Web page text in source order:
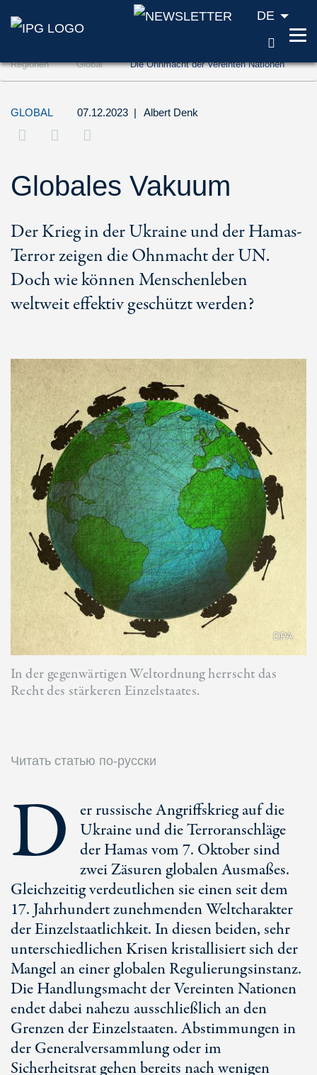
Zum Inhalt springen (Accesskey '1')
Zur Suche springen (Accesskey '2')
Zur Navigation springen (Accesskey '3')
DE
Regionen Global Die Ohnmacht der Vereinten Nationen
GLOBAL 07.12.2023 | Albert Denk
Globales Vakuum
Der Krieg in der Ukraine und der Hamas-
Terror zeigen die Ohnmacht der UN.
Doch wie können Menschenleben
weltweit effektiv geschützt werden?
DPA
In der gegenwärtigen Weltordnung herrscht das
Recht des stärkeren Einzelstaates.
Читать статью по-русски
D
er russische Angriffskrieg auf die
Ukraine und die Terroranschläge
der Hamas vom7. Oktobersind
zwei Zäsuren globalen Ausmaßes.
Gleichzeitig verdeutlichen sie einen seit dem
17. Jahrhundertzunehmenden Weltcharakter
der Einzelstaatlichkeit. In diesen beiden, sehr
unterschiedlichen Krisen kristallisiert sich der
Mangel an einer globalen Regulierungsinstanz.
Die Handlungsmacht der Vereinten Nationen
endet dabei nahezu ausschließlich an den
Grenzen der Einzelstaaten. Abstimmungen in
der Generalversammlung oder im
Sicherheitsrat gehen bereits nach wenigen